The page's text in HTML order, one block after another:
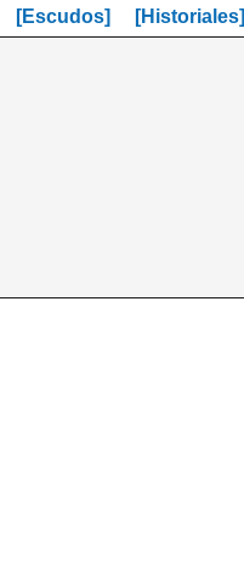
[Escudos] [Historiales]